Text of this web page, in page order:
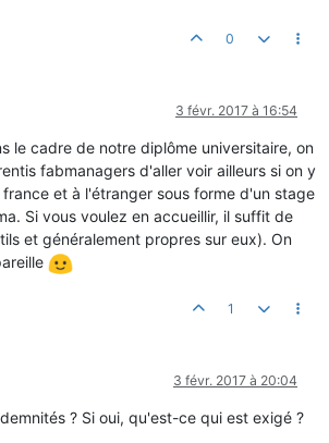
0
3 févr. 2017 à 16:54
le cadre de notre diplôme universitaire, on
fabmanagers d'aller voir ailleurs si on y
et à l'étranger sous forme d'un stage
Si vous voulez en accueillir, il suffit de
et généralement propres sur eux). On
1
3 févr. 2017 à 20:04
? Si oui, qu'est-ce qui est exigé ?